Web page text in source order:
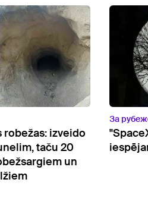
robežas: izveido
taču 20
un
За